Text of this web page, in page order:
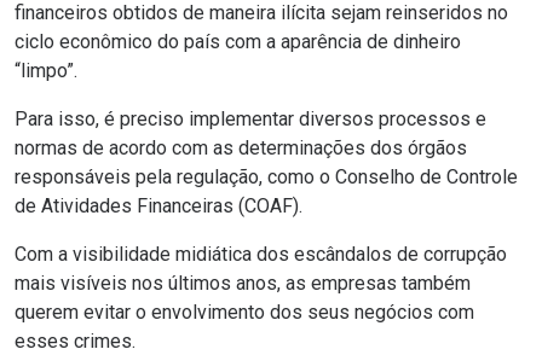
financeiros obtidos de maneira ilícita sejam reinseridos no
ciclo econômico do país com a aparência de dinheiro
“limpo”.
Para isso, é preciso implementar diversos processos e
normas de acordo com as determinações dos órgãos
responsáveis pela regulação, como o Conselho de Controle
de Atividades Financeiras (COAF).
Com a visibilidade midiática dos escândalos de corrupção
mais visíveis nos últimos anos, as empresas também
querem evitar o envolvimento dos seus negócios com
esses crimes.